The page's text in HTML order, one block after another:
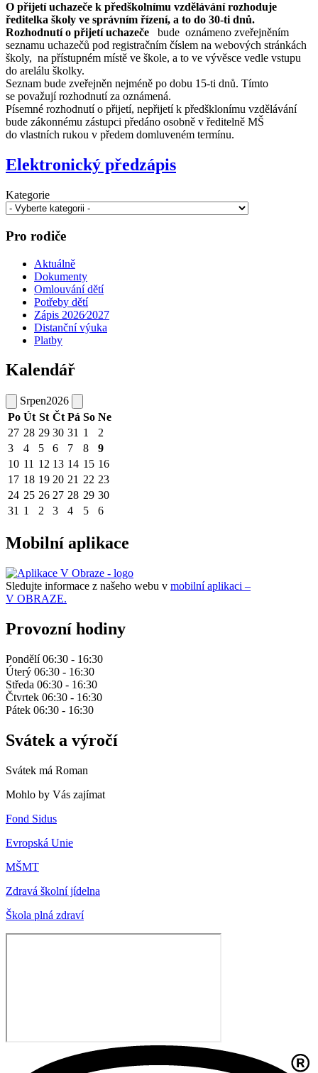
O přijetí uchazeče k předškolnímu vzdělávání rozhoduje
ředitelka školy ve správním řízení, a to do 30-ti dnů.
Rozhodnutí o přijetí uchazeče bude oznámeno zveřejněním
seznamu uchazečů pod registračním číslem na webových stránkách
školy, na přístupném místě ve škole, a to ve vývěsce vedle vstupu
do arelálu školky.
Seznam bude zveřejněn nejméně po dobu 15-ti dnů. Tímto
se považují rozhodnutí za oznámená.
Písemné rozhodnutí o přijetí, nepřijetí k předšklonímu vzdělávání
bude zákonnému zástupci předáno osobně v ředitelně MŠ
do vlastních rukou v předem domluveném termínu.
Elektronický předzápis
Kategorie
Pro rodiče
Aktuálně
Dokumenty
Omlouvání dětí
Potřeby dětí
Zápis 2026⁄2027
Distanční výuka
Platby
Kalendář
Srpen2026
Po Út St Čt Pá So Ne
27 28 29 30 31 1
2
3
4 5 6 7 8
9
10 11 12 13 14 15 16
17 18 19 20 21 22 23
24 25 26 27 28 29 30
31 1 2 3 4 5 6
Mobilní aplikace
Sledujte informace z našeho webu v mobilní aplikaci –
V OBRAZE.
Provozní hodiny
Pondělí 06:30 - 16:30
Úterý 06:30 - 16:30
Středa 06:30 - 16:30
Čtvrtek 06:30 - 16:30
Pátek 06:30 - 16:30
Svátek a výročí
Svátek má Roman
Mohlo by Vás zajímat
Fond Sidus
Evropská Unie
MŠMT
Zdravá školní jídelna
Škola plná zdraví